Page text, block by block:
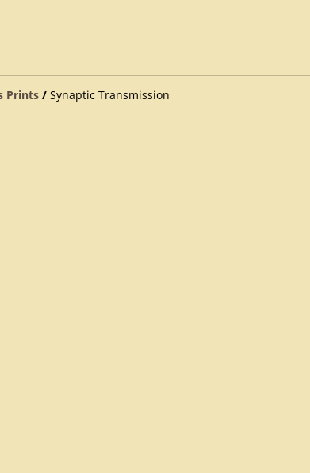
Prints / Synaptic Transmission